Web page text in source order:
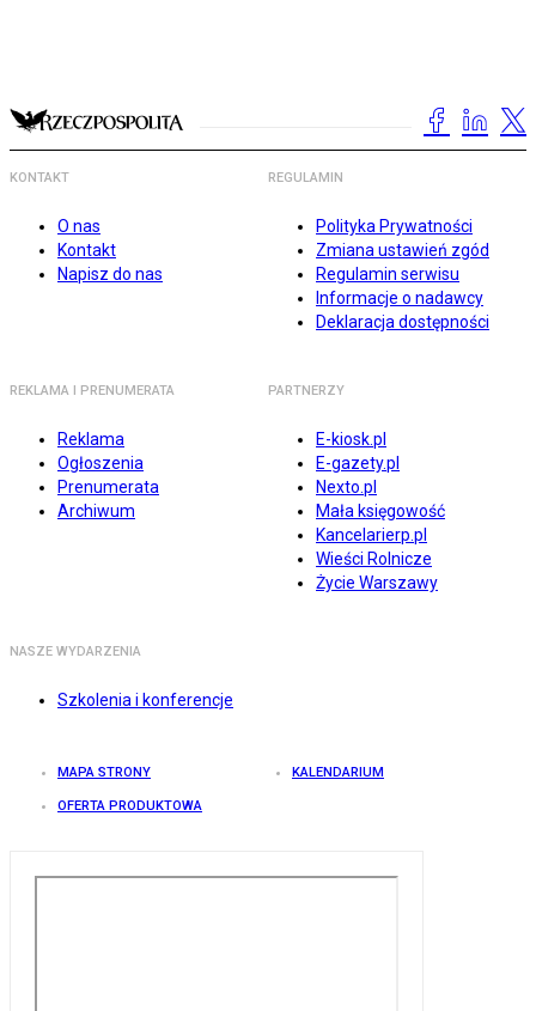
KONTAKT
O nas
Kontakt
Napisz do nas
REGULAMIN
Polityka Prywatności
Zmiana ustawień zgód
Regulamin serwisu
Informacje o nadawcy
Deklaracja dostępności
REKLAMA I PRENUMERATA
Reklama
Ogłoszenia
Prenumerata
Archiwum
PARTNERZY
E-kiosk.pl
E-gazety.pl
Nexto.pl
Mała księgowość
Kancelarierp.pl
Wieści Rolnicze
Życie Warszawy
NASZE WYDARZENIA
Szkolenia i konferencje
MAPA STRONY KALENDARIUM
OFERTA PRODUKTOWA